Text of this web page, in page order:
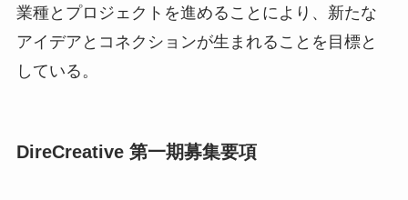
業種とプロジェクトを進めることにより、新たな
アイデアとコネクションが生まれることを目標と
している。
DireCreative 第一期募集要項